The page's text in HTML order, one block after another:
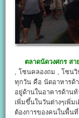
ตลาดนัดวงศกร สา
, โซนคลองถม , โซนวิ
ทุกวัน คือ นัดอาหารด้
อยู่ด้านในอาคารด้าน
เพิ่มขึ้นในวันต่างๆเพิ่
ต้องการของคนในพื้น